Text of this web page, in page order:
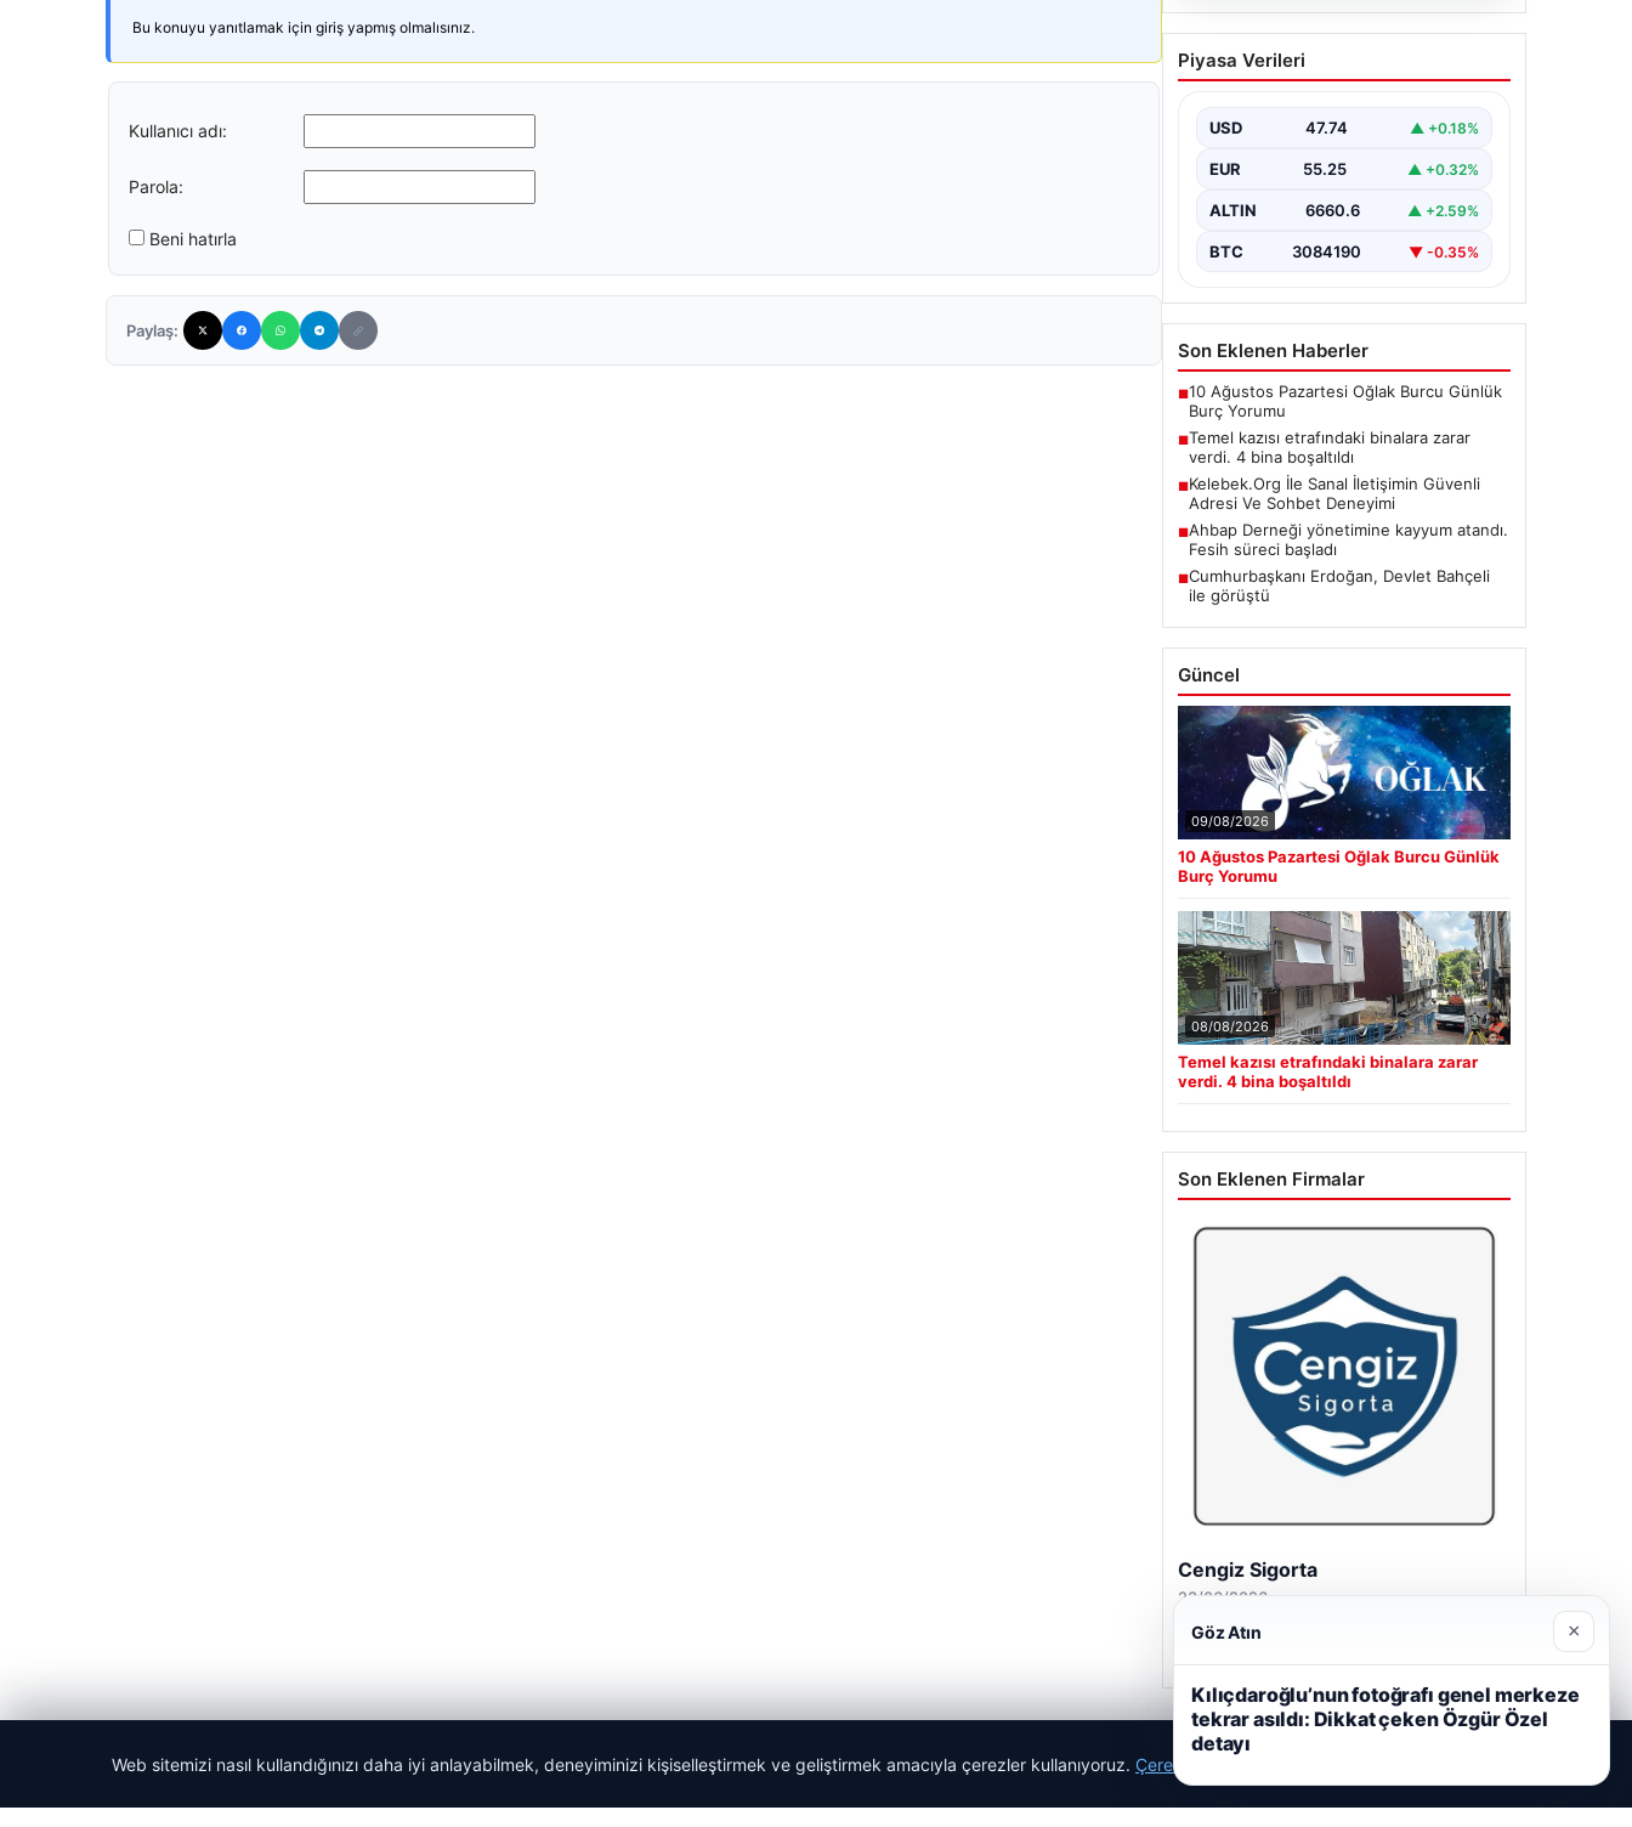
Bu konuyu yanıtlamak için giriş yapmış olmalısınız.
Kullanıcı adı:
Parola:
Beni hatırla
Paylaş:
08.08.2026
Temel kazısı etrafındaki
binalara zarar verdi. 4 bina
Piyasa Verileri
USD 47.74 ▲ +0.18%
EUR 55.25 ▲ +0.32%
ALTIN 6660.6 ▲ +2.59%
BTC 3084190 ▼ -0.35%
Son Eklenen Haberler
■10 Ağustos Pazartesi Oğlak Burcu Günlük
Burç Yorumu
■Temel kazısı etrafındaki binalara zarar
verdi. 4 bina boşaltıldı
■Kelebek.Org İle Sanal İletişimin Güvenli
Adresi Ve Sohbet Deneyimi
■Ahbap Derneği yönetimine kayyum atandı.
Fesih süreci başladı
■Cumhurbaşkanı Erdoğan, Devlet Bahçeli
ile görüştü
Güncel
09/08/2026
10 Ağustos Pazartesi Oğlak Burcu Günlük
Burç Yorumu
08/08/2026
Temel kazısı etrafındaki binalara zarar
verdi. 4 bina boşaltıldı
Son Eklenen Firmalar
Cengiz Sigorta
23/06/2026
Web sitemizi nasıl kullandığınızı daha iyi anlayabilmek, deneyiminizi kişiselleştirmek ve geliştirmek amacıyla çerezler kullanıyoruz. Çerez Politikamız
Göz Atın ×
Kılıçdaroğlu’nun fotoğrafı genel merkeze
tekrar asıldı: Dikkat çeken Özgür Özel
detayı